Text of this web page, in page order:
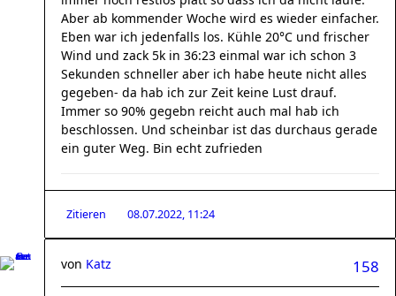
Aber ab kommender Woche wird es wieder einfacher.
Eben war ich jedenfalls los. Kühle 20°C und frischer
Wind und zack 5k in 36:23 einmal war ich schon 3
Sekunden schneller aber ich habe heute nicht alles
gegeben- da hab ich zur Zeit keine Lust drauf.
Immer so 90% gegebn reicht auch mal hab ich
beschlossen. Und scheinbar ist das durchaus gerade
ein guter Weg. Bin echt zufrieden
Zitieren 08.07.2022, 11:24
158
von Katz